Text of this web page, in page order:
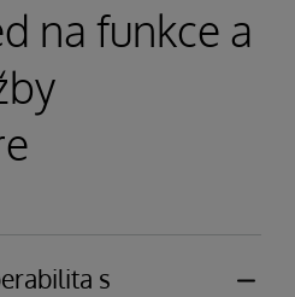
na funkce a
s